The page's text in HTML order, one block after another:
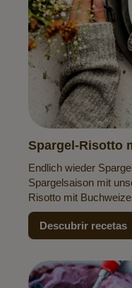
Spargel-Risotto
Endlich wieder
Spargelsaison mit
Risotto mit
Descubrir recetas